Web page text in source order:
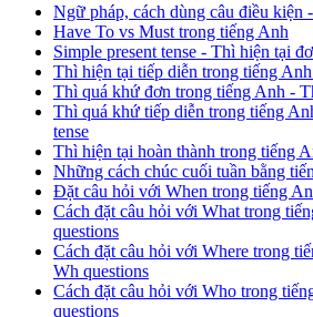
Ngữ pháp, cách dùng câu điều kiện
Have To vs Must trong tiếng Anh
Simple present tense - Thì hiện tại
Thì hiện tại tiếp diễn trong tiếng
Thì quá khứ đơn trong tiếng Anh -
Thì quá khứ tiếp diễn trong tiếng
tense
Thì hiện tại hoàn thành trong tiếng
Những cách chúc cuối tuần bằng
Đặt câu hỏi với When trong tiếng
Cách đặt câu hỏi với What trong
questions
Cách đặt câu hỏi với Where trong
Wh questions
Cách đặt câu hỏi với Who trong
questions